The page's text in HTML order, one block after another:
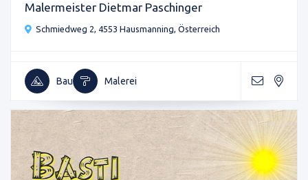
Malermeister Dietmar Paschinger
Schmiedweg 2, 4553 Hausmanning, Österreich
Bau Malerei